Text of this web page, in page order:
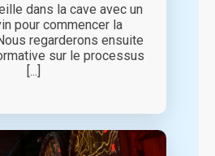
dans la cave avec un
pour commencer la
regarderons ensuite
sur le processus
[...]